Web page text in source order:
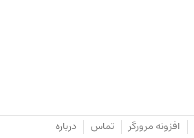
افزونه مرورگر تماس درباره